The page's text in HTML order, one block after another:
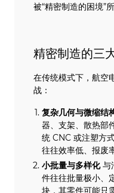
被“精密制造的困境”所
精密制造的三
在传统模式下，航空
战：
复杂几何与微缩结
器、支架、散热部
统 CNC 或注塑方
往往效率低、报废
小批量与多样化与
件往往批量极小、
块，其零件可能只